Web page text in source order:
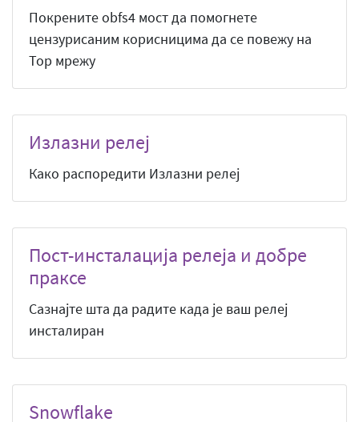
Покрените obfs4 мост да помогнете
цензурисаним корисницима да се повежу на
Тор мрежу
Излазни релеј
Како распоредити Излазни релеј
Пост-инсталација релеја и добре
праксе
Сазнајте шта да радите када је ваш релеј
инсталиран
Snowflake